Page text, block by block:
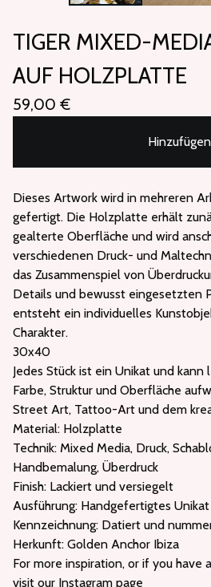
TIGER MIXED-
AUF HOLZPLATTE
59,00 €
Hinzufügen
Dieses Artwork wird in mehreren
gefertigt. Die Holzplatte erhält
gealterte Oberfläche und wird
verschiedenen Druck- und
das Zusammenspiel von
Details und bewusst eingesetzten
entsteht ein individuelles
Charakter.
30x40
Jedes Stück ist ein Unikat und
Farbe, Struktur und Oberfläche
Street Art, Tattoo-Art und dem
Material: Holzplatte
Technik: Mixed Media, Druck,
Handbemalung, Überdruck
Finish: Lackiert und versiegelt
Ausführung: Handgefertigtes Unikat
Kennzeichnung: Datiert und
Herkunft: Golden Anchor Ibiza
For more inspiration, or if you have
visit our Instagram page